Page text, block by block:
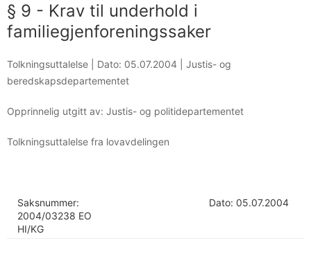
§ 9 - Krav til underhold i
familiegjenforeningssaker
Tolkningsuttalelse | Dato: 05.07.2004
Justis- og
beredskapsdepartementet
Opprinnelig utgitt av: Justis- og politidepartementet
Tolkningsuttalelse fra lovavdelingen
Saksnummer:
2004/03238 EO
HI/KG
Dato: 05.07.2004